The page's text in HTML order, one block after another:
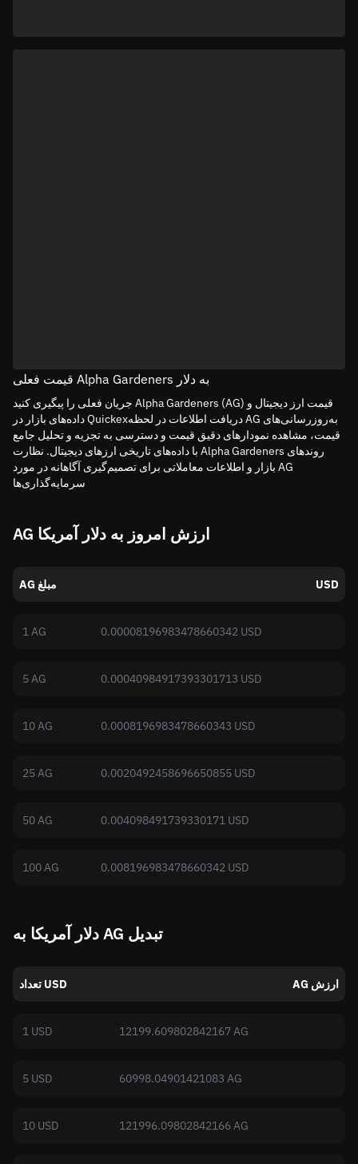
قیمت فعلی Alpha Gardeners به دلار
جریان فعلی را پیگیری کنید Alpha Gardeners (AG) قیمت ارز دیجیتال و
داده‌های بازار در Quickexدریافت اطلاعات در لحظه AG به‌روزرسانی‌های
قیمت، مشاهده نمودارهای دقیق قیمت و دسترسی به تجزیه و تحلیل جامع
با داده‌های تاریخی ارزهای دیجیتال. نظارت Alpha Gardeners روندهای
بازار و اطلاعات معاملاتی برای تصمیم‌گیری آگاهانه در مورد AG
سرمایه‌گذاری‌ها
AG ارزش امروز به دلار آمریکا
AG مبلغ USD
1 AG 0.00008196983478660342 USD
5 AG 0.00040984917393301713 USD
10 AG 0.0008196983478660343 USD
25 AG 0.0020492458696650855 USD
50 AG 0.004098491739330171 USD
100 AG 0.008196983478660342 USD
دلار آمریکا به AG تبدیل
تعداد USD AG ارزش
1 USD 12199.609802842167 AG
5 USD 60998.04901421083 AG
10 USD 121996.09802842166 AG